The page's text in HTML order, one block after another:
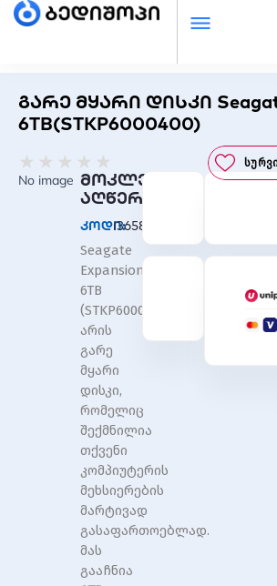
გარე მყარი დისკი
6TB(STKP6000400)
★ ★ ★ ★ ★
0
out
5
No image მოკლე
აღწერა
კოდი:I36589
Seagate
Expansion
6TB
(STKP6000400)
არის
გარე
მყარი
დისკი,
რომელიც
შექმნილია
თქვენი
კომპიუტერის
მეხსიერების
მარტივად
გასაფართოებლად.
მას
გააჩნია